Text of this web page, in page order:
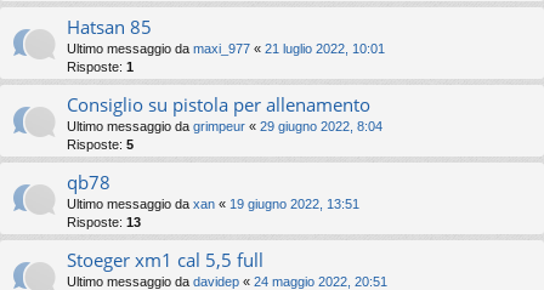
Hatsan 85
Ultimo messaggio da maxi_977 « 21 luglio 2022, 10:01
Risposte: 1
Consiglio su pistola per allenamento
Ultimo messaggio da grimpeur « 29 giugno 2022, 8:04
Risposte: 5
qb78
Ultimo messaggio da xan « 19 giugno 2022, 13:51
Risposte: 13
Stoeger xm1 cal 5,5 full
Ultimo messaggio da davidep « 24 maggio 2022, 20:51